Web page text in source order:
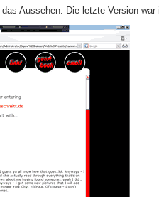
Aussehen. Die letzte Version